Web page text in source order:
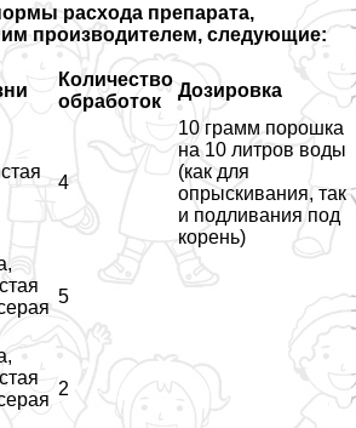
расхода препарата,
производителем, следующие:
Количество
обработок
Дозировка
4
10 грамм порошка
на 10 литров воды
(как для
опрыскивания, так
и подливания под
корень)
5
2